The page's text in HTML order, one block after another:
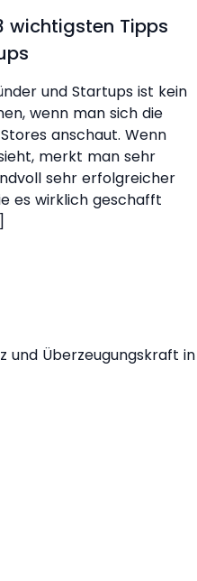
wichtigsten Tipps
und Startups ist kein
wenn man sich die
anschaut. Wenn
merkt man sehr
sehr erfolgreicher
es wirklich geschafft